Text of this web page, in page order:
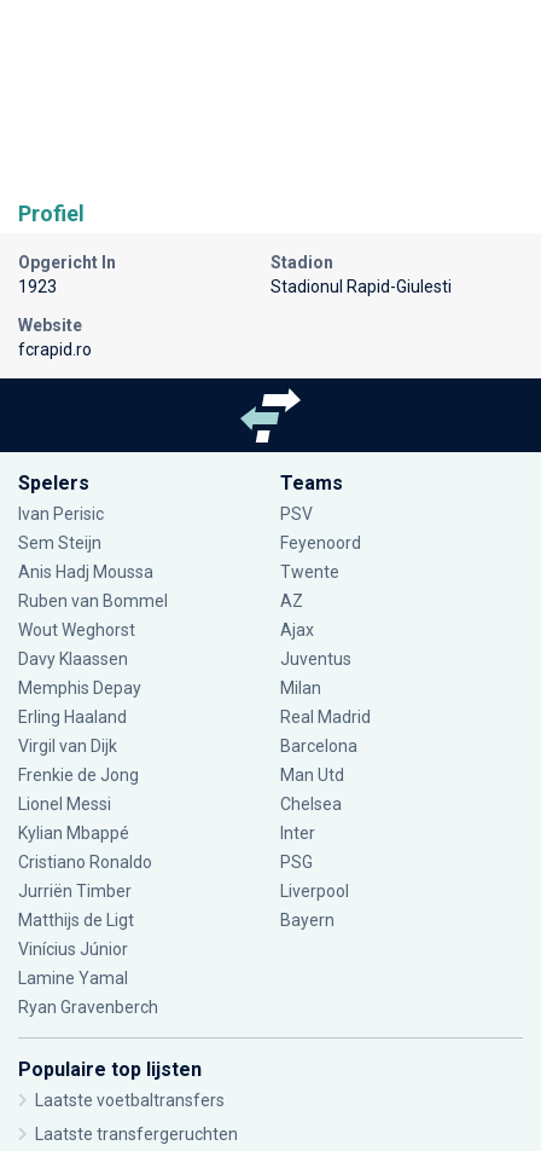
Profiel
Opgericht In
1923
Stadion
Stadionul Rapid-Giulesti
Website
fcrapid.ro
Spelers
Ivan Perisic
Sem Steijn
Anis Hadj Moussa
Ruben van Bommel
Wout Weghorst
Davy Klaassen
Memphis Depay
Erling Haaland
Virgil van Dijk
Frenkie de Jong
Lionel Messi
Kylian Mbappé
Cristiano Ronaldo
Jurriën Timber
Matthijs de Ligt
Vinícius Júnior
Lamine Yamal
Ryan Gravenberch
Teams
PSV
Feyenoord
Twente
AZ
Ajax
Juventus
Milan
Real Madrid
Barcelona
Man Utd
Chelsea
Inter
PSG
Liverpool
Bayern
Populaire top lijsten
Laatste voetbaltransfers
Laatste transfergeruchten